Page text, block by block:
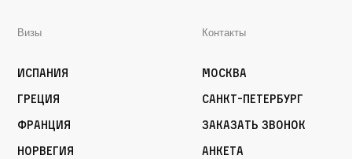
Визы
Испания
Греция
Франция
Норвегия
Контакты
Москва
Санкт-Петербург
Заказать звонок
Анкета